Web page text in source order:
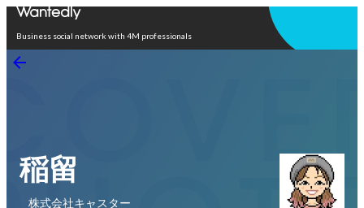
Business social network with 4M professionals
稲留
株式会社キャスター